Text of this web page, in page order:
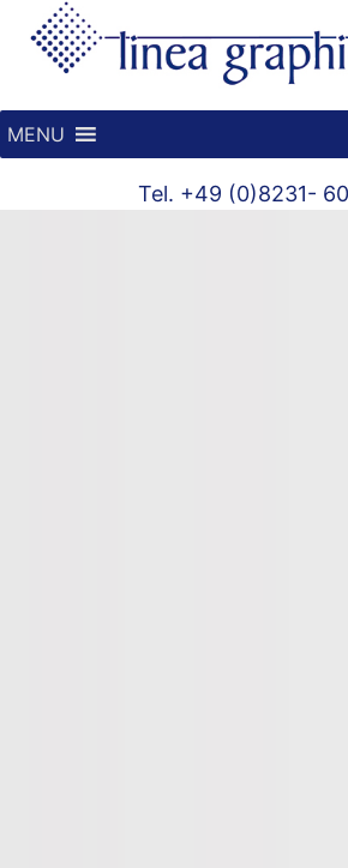
MENU
Tel. +49 (0)8231-